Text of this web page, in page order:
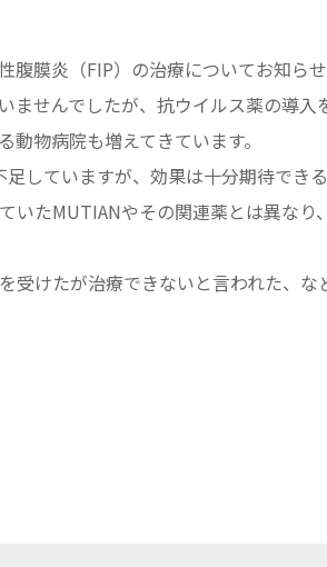
膜炎（FIP）の治療についてお知らせ
ませんでしたが、抗ウイルス薬の導入
物病院も増えてきています。
していますが、効果は十分期待できる
いたMUTIANやその関連薬とは異なり
受けたが治療できないと言われた、な